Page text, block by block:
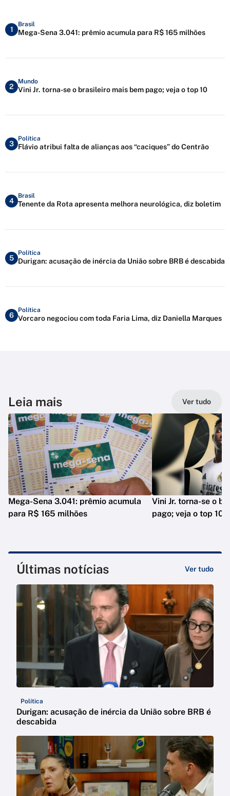
1
Brasil
Mega-Sena 3.041: prêmio acumula para R$ 165 milhões
2
Mundo
Vini Jr. torna-se o brasileiro mais bem pago; veja o top 10
3
Política
Flávio atribui falta de alianças aos “caciques” do Centrão
4
Brasil
Tenente da Rota apresenta melhora neurológica, diz boletim
5
Política
Durigan: acusação de inércia da União sobre BRB é descabida
6
Política
Vorcaro negociou com toda Faria Lima, diz Daniella Marques
Leia mais Ver tudo
Mega-Sena 3.041: prêmio acumula
para R$ 165 milhões
Vini Jr. torna-se o
pago; veja o top 10
Últimas notícias Ver tudo
Política
Durigan: acusação de inércia da União sobre BRB é
descabida